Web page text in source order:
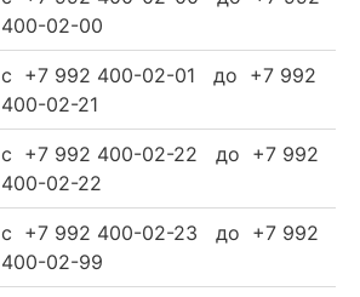
400-02-00
c +7 992 400-02-01 до +7 992
400-02-21
c +7 992 400-02-22 до +7 992
400-02-22
c +7 992 400-02-23 до +7 992
400-02-99